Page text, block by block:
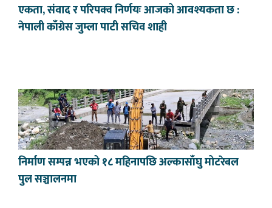
एकता, संवाद र परिपक्व निर्णयः आजको आवश्यकता छ :
नेपाली काँग्रेस जुम्ला पाटी सचिव शाही
निर्माण सम्पन्न भएको १८ महिनापछि अल्कासाँघु मोटरेबल
पुल सञ्चालनमा